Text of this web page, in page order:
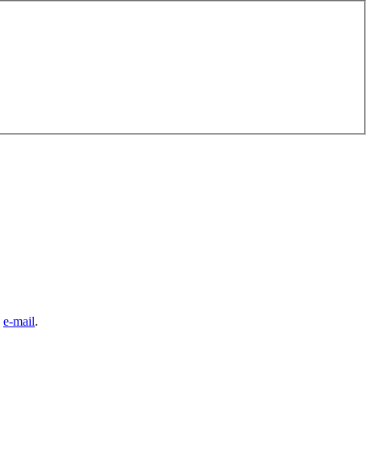
e-mail.